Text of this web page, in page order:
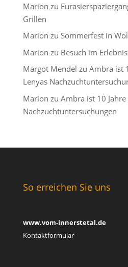
Marion zu
Grillen
Marion zu Sommerfest in
Marion zu Besuch im
Margot Mendel zu Ambra ist
Lenyas
Marion zu Ambra ist 10
Nachzuchtuntersuchungen
So erreichen Sie uns
www.vom-innerstetal.de
Kontaktformular